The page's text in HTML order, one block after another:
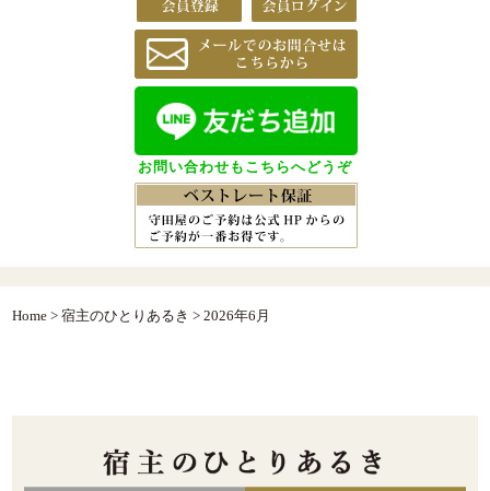
お問い合わせもこちらへどうぞ
Home > 宿主のひとりあるき > 2026年6月